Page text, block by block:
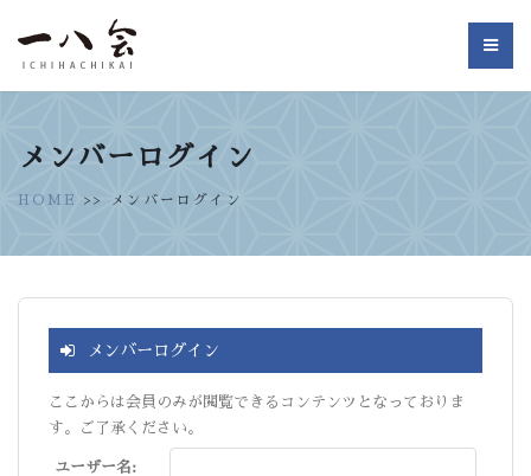
メンバーログイン
HOME >> メンバーログイン
メンバーログイン
ここからは会員のみが閲覧できるコンテンツとなっておりま
す。ご了承ください。
ユーザー名: